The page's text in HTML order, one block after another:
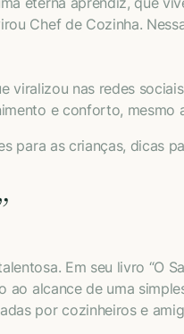
Chef de Cozinha.
viralizou nas redes
e conforto, mesmo
para as crianças, dicas
Em seu livro “O
alcance de uma
por cozinheiros e